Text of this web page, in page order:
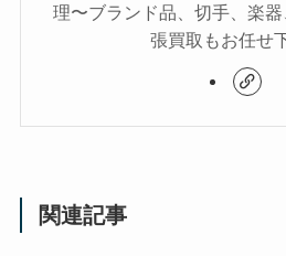
理〜ブランド品、切手、楽
張買取もお任せ
関連記事